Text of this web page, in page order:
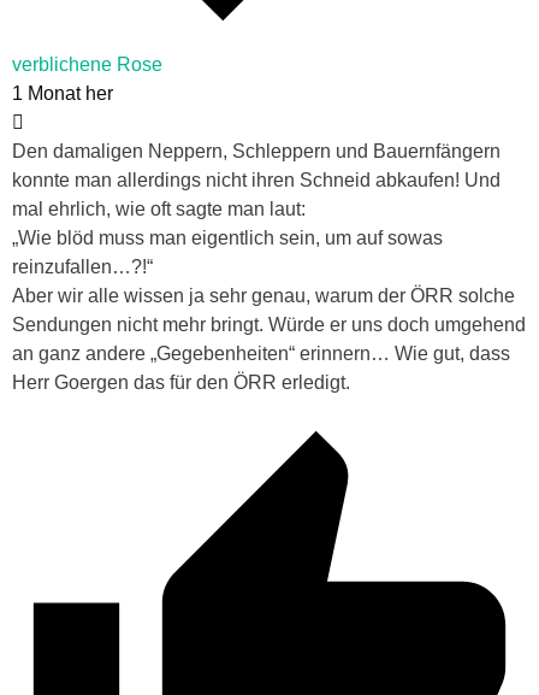
verblichene Rose
1 Monat her
Den damaligen Neppern, Schleppern und Bauernfängern
konnte man allerdings nicht ihren Schneid abkaufen! Und
mal ehrlich, wie oft sagte man laut:
„Wie blöd muss man eigentlich sein, um auf sowas
reinzufallen…?!“
Aber wir alle wissen ja sehr genau, warum der ÖRR solche
Sendungen nicht mehr bringt. Würde er uns doch umgehend
an ganz andere „Gegebenheiten“ erinnern… Wie gut, dass
Herr Goergen das für den ÖRR erledigt.